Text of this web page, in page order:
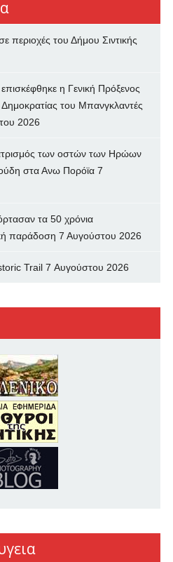
περιοχές του Δήμου Σιντικής
η Γενική Πρόξενος
Δημοκρατίας του Μπανγκλαντές
2026
των oστών των Ηρώων
στα Ανω Πορόϊα 7
τα 50 χρόνια
παράδοση 7 Αυγούστου 2026
Trail 7 Αυγούστου 2026